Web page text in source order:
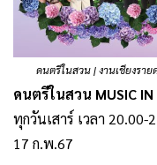
ดนตรีในสวน | งานเชียงรา
ดนตรีในสวน MUSIC IN
ทุกวันเสาร์ เวลา 20.00-
17 ก.พ.67